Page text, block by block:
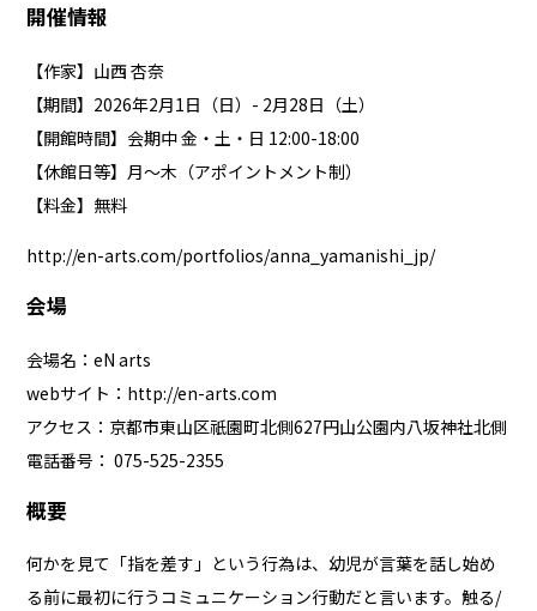
開催情報
【作家】山西 杏奈
【期間】2026年2月1日（日）- 2月28日（土）
【開館時間】会期中 金・土・日 12:00-18:00
【休館日等】月〜木（アポイントメント制）
【料金】無料
http://en-arts.com/portfolios/anna_yamanishi_jp/
会場
会場名：eN arts
webサイト： http://en-arts.com
アクセス：京都市東山区祇園町北側627円山公園内八坂神社北側
電話番号： 075-525-2355
概要
何かを見て「指を差す」という行為は、幼児が言葉を話し始め
る前に最初に行うコミュニケーション行動だと言います。触る/